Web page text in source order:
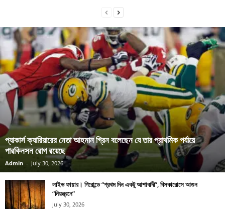
প্যাকার্স ক্যারিয়ারের নেতা আহমান গ্রিন বলেছেন যে তার প্রাথমিক পর্যায়ে
পারকিনসন রোগ রয়েছে
Admin - July 30, 2026
লাইভ ফায়ার। গিরোন্ডে “প্রথম দিন একটু আশাবাদী”, বিসকারোসে আগুন
“নিয়ন্ত্রনে”
July 30, 2026